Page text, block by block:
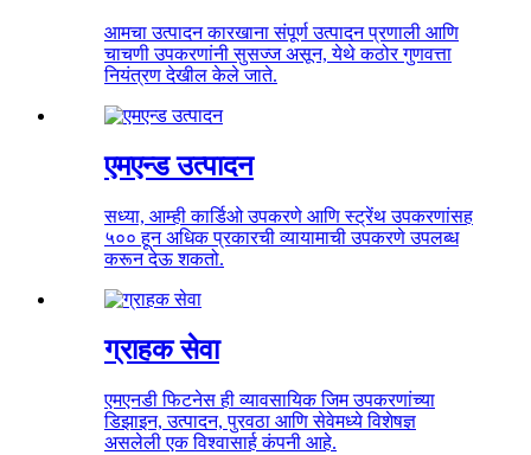
आमचा उत्पादन कारखाना संपूर्ण उत्पादन प्रणाली आणि
चाचणी उपकरणांनी सुसज्ज असून, येथे कठोर गुणवत्ता
नियंत्रण देखील केले जाते.
एमएन्ड उत्पादन
सध्या, आम्ही कार्डिओ उपकरणे आणि स्ट्रेंथ उपकरणांसह
५०० हून अधिक प्रकारची व्यायामाची उपकरणे उपलब्ध
करून देऊ शकतो.
ग्राहक सेवा
एमएनडी फिटनेस ही व्यावसायिक जिम उपकरणांच्या
डिझाइन, उत्पादन, पुरवठा आणि सेवेमध्ये विशेषज्ञ
असलेली एक विश्वासार्ह कंपनी आहे.